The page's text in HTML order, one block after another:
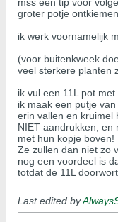
groter potje
ik werk voornamelijk
(voor buitenkweek
veel sterkere planten
ik vul een 11L pot
ik maak een putje
erin vallen en kruimel
NIET aandrukken, en
met hun kopje boven!
Ze zullen dan niet zo
nog een voordeel is
totdat de 11L
Last edited by